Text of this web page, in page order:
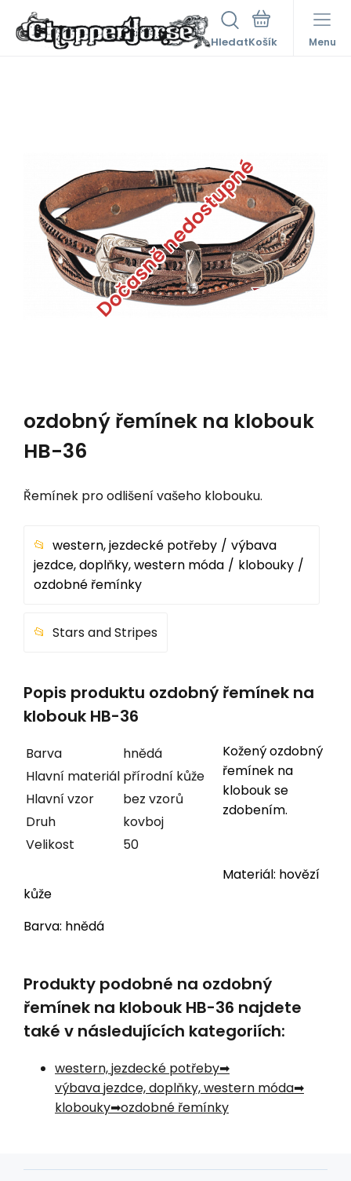
Hledat Menu
Dočasně nedostupné
ozdobný řemínek na klobouk
HB-36
Řemínek pro odlišení vašeho klobouku.
western, jezdecké potřeby
výbava
jezdce, doplňky, western móda
klobouky
ozdobné řemínky
Stars and Stripes
Popis produktu ozdobný řemínek na
klobouk HB-36
Barva
hnědá
Hlavní materiál přírodní kůže
Hlavní vzor
bez vzorů
Druh
kovboj
Velikost
50
Kožený ozdobný
řemínek na
klobouk se
zdobením.
Materiál: hovězí
kůže
Barva: hnědá
Produkty podobné na ozdobný
řemínek na klobouk HB-36 najdete
také v následujících kategoriích:
western, jezdecké potřeby
výbava jezdce, doplňky, western móda
klobouky ozdobné řemínky